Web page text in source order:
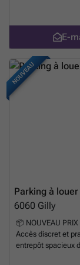
État des lieux par
E-
NOUVEAU
Parking à louer
6060 Gilly
📦 NOUVEAU PRIX
Accès discret et
entrepôt spacieux